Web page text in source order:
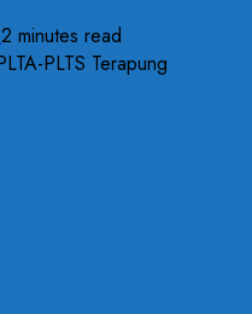
2 minutes read